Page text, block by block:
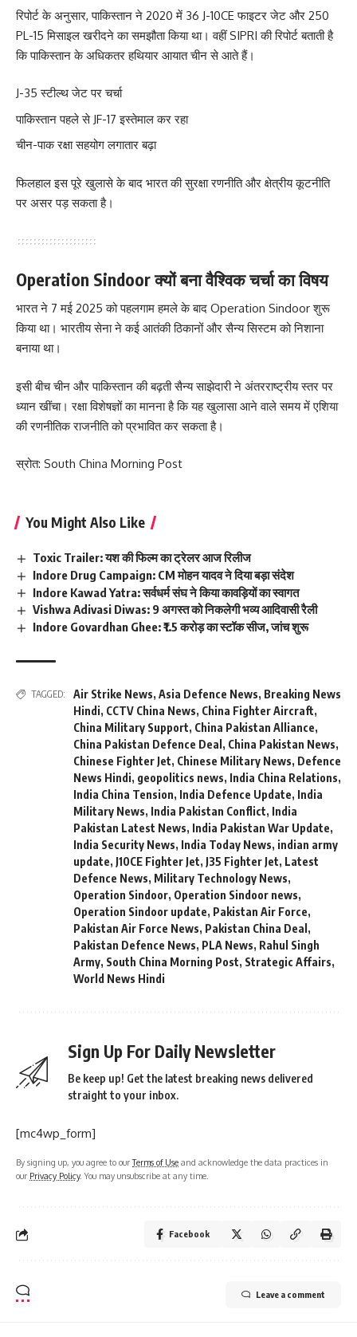
रिपोर्ट के अनुसार, पाकिस्तान ने 2020 में 36 J-10CE फाइटर जेट और 250
PL-15 मिसाइल खरीदने का समझौता किया था। वहीं SIPRI की रिपोर्ट बताती है
कि पाकिस्तान के अधिकतर हथियार आयात चीन से आते हैं।
J-35 स्टील्थ जेट पर चर्चा
पाकिस्तान पहले से JF-17 इस्तेमाल कर रहा
चीन-पाक रक्षा सहयोग लगातार बढ़ा
फिलहाल इस पूरे खुलासे के बाद भारत की सुरक्षा रणनीति और क्षेत्रीय कूटनीति
पर असर पड़ सकता है।
Operation Sindoor क्यों बना वैश्विक चर्चा का विषय
भारत ने 7 मई 2025 को पहलगाम हमले के बाद Operation Sindoor शुरू
किया था। भारतीय सेना ने कई आतंकी ठिकानों और सैन्य सिस्टम को निशाना
बनाया था।
इसी बीच चीन और पाकिस्तान की बढ़ती सैन्य साझेदारी ने अंतरराष्ट्रीय स्तर पर
ध्यान खींचा। रक्षा विशेषज्ञों का मानना है कि यह खुलासा आने वाले समय में एशिया
की रणनीतिक राजनीति को प्रभावित कर सकता है।
स्रोत: South China Morning Post
You Might Also Like
Toxic Trailer: यश की फिल्म का ट्रेलर आज रिलीज
Indore Drug Campaign: CM मोहन यादव ने दिया बड़ा संदेश
Indore Kawad Yatra: सर्वधर्म संघ ने किया कावड़ियों का स्वागत
Vishwa Adivasi Diwas: 9 अगस्त को निकलेगी भव्य आदिवासी रैली
Indore Govardhan Ghee: ₹1.5 करोड़ का स्टॉक सीज, जांच शुरू
TAGGED: Air Strike News, Asia Defence News, Breaking News
Hindi, CCTV China News, China Fighter Aircraft,
China Military Support, China Pakistan Alliance,
China Pakistan Defence Deal , China Pakistan News,
Chinese Fighter Jet, Chinese Military News, Defence
News Hindi, geopolitics news, India China Relations,
India China Tension, India Defence Update, India
Military News, India Pakistan Conflict, India
Pakistan Latest News, India Pakistan War Update,
India Security News, India Today News, indian army
update, J10CE Fighter Jet, J35 Fighter Jet, Latest
Defence News, Military Technology News,
Operation Sindoor, Operation Sindoor news,
Operation Sindoor update, Pakistan Air Force,
Pakistan Air Force News, Pakistan China Deal ,
Pakistan Defence News, PLA News, Rahul Singh
Army, South China Morning Post, Strategic Affairs,
World News Hindi
Sign Up For Daily Newsletter
Be keep up! Get the latest breaking news delivered
straight to your inbox.
[mc4wp_form]
By signing up, you agree to ourTerms of Use and acknowledge the data practices in
our Privacy Policy. You may unsubscribe at any time.
Facebook
Leave a comment